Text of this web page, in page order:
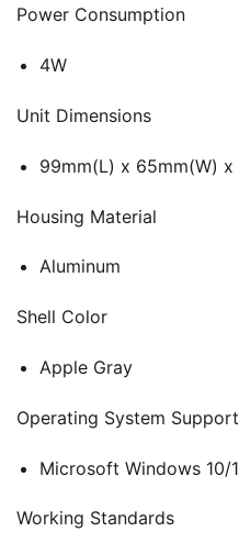
Power Consumption
4W
Unit Dimensions
99mm(L) x 65mm(W) x
Housing Material
Aluminum
Shell Color
Apple Gray
Operating System Support
Microsoft Windows 10/
Working Standards